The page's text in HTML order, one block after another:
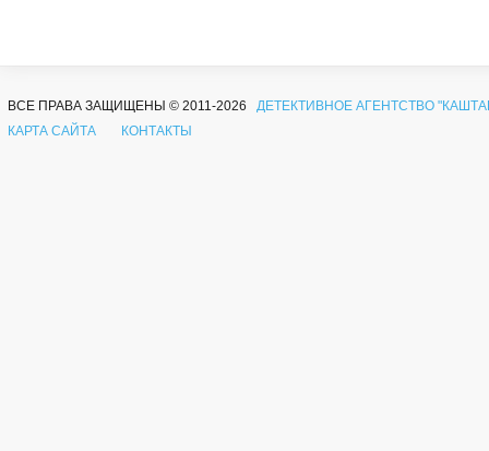
ВСЕ ПРАВА ЗАЩИЩЕНЫ © 2011-2026 ДЕТЕКТИВНОЕ АГЕНТСТВО
КАРТА САЙТА
КОНТАКТЫ